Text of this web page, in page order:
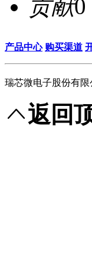
贡献0
产品中心 购买渠道
瑞芯微电子股份有
返回